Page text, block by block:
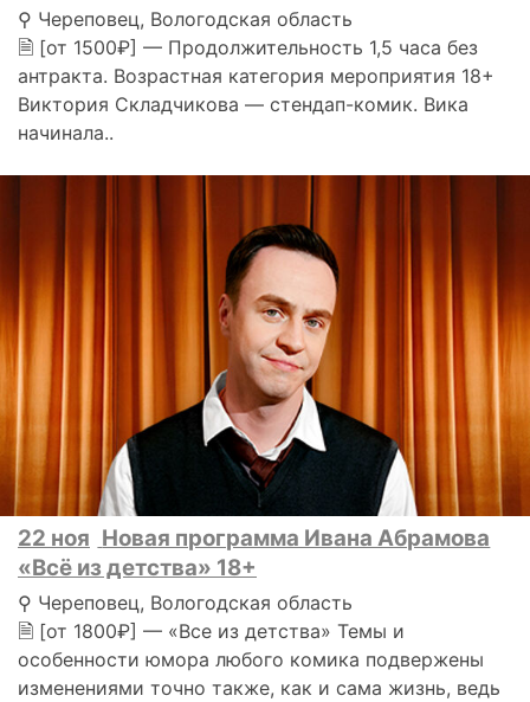
⚲ Череповец, Вологодская область
🗎 [от 1500₽] — Продолжительность 1,5 часа без
антракта. Возрастная категория мероприятия 18+
Виктория Складчикова — стендап-комик. Вика
начинала..
22 ноя Новая программа Ивана Абрамова
«Всё из детства» 18+
⚲ Череповец, Вологодская область
🗎 [от 1800₽] — «Все из детства» Темы и
особенности юмора любого комика подвержены
изменениями точно также, как и сама жизнь, ведь